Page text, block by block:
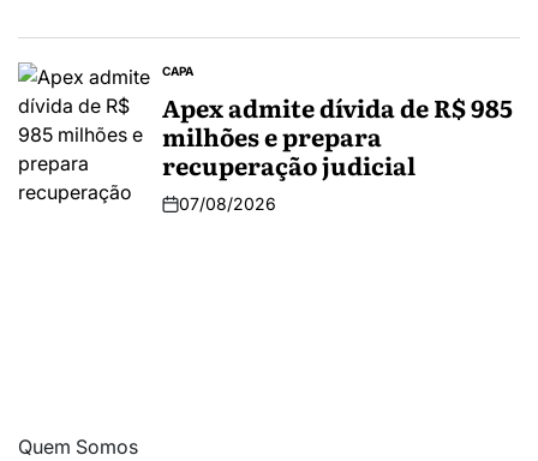
CAPA
Apex admite dívida de R$ 985
milhões e prepara
recuperação judicial
07/08/2026
Quem Somos